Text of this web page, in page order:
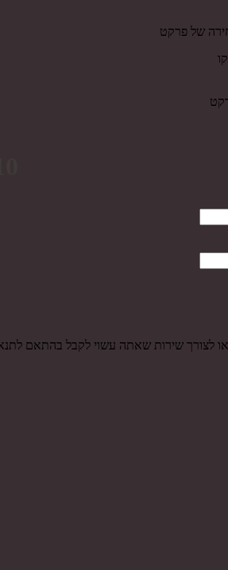
של פרקט
לצורך שירות שאתה עשוי לקבל בהתאם